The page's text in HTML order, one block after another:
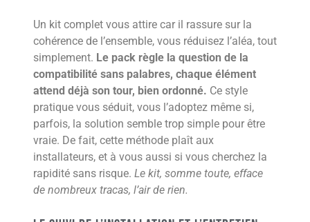
Un kit complet vous attire car il rassure sur la
cohérence de l’ensemble, vous réduisez l’aléa, tout
simplement. Le pack règle la question de la
compatibilité sans palabres, chaque élément
attend déjà son tour, bien ordonné. Ce style
pratique vous séduit, vous l’adoptez même si,
parfois, la solution semble trop simple pour être
vraie. De fait, cette méthode plaît aux
installateurs, et à vous aussi si vous cherchez la
rapidité sans risque. Le kit, somme toute, efface
de nombreux tracas, l’air de rien.